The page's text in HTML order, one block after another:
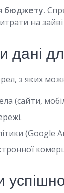
бюджету.
на зайві
дані
з яких
(сайти,
(Google